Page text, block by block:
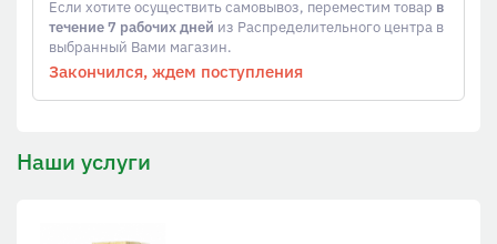
Если хотите осуществить самовывоз, переместим товар в
течение 7 рабочих дней из Распределительного центра в
выбранный Вами магазин.
Закончился, ждем поступления
Наши услуги